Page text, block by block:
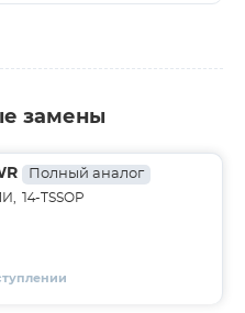
замены
Полный аналог
14-TSSOP